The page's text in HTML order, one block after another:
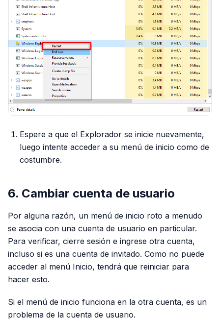
Espere a que el Explorador se inicie nuevamente,
luego intente acceder a su menú de inicio como de
costumbre.
6. Cambiar cuenta de usuario
Por alguna razón, un menú de inicio roto a menudo
se asocia con una cuenta de usuario en particular.
Para verificar, cierre sesión e ingrese otra cuenta,
incluso si es una cuenta de invitado. Como no puede
acceder al menú Inicio, tendrá que reiniciar para
hacer esto.
Si el menú de inicio funciona en la otra cuenta, es un
problema de la cuenta de usuario.